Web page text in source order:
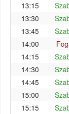
13:15
13:30
13:45
14:00
14:15
14:30
14:45
15:00
15:15